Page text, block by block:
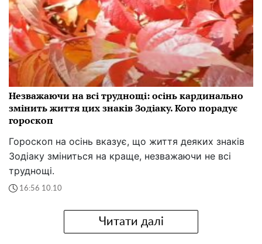
Незважаючи на всі труднощі: осінь кардинально
змінить життя цих знаків Зодіаку. Кого порадує
гороскоп
Гороскоп на осінь вказує, що життя деяких знаків
Зодіаку зміниться на краще, незважаючи не всі
труднощі.
16:56 10.10
Читати далі